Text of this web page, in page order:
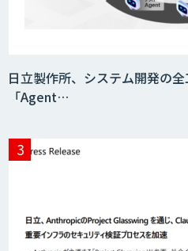
日立製作所、システム開発の
「Agent…